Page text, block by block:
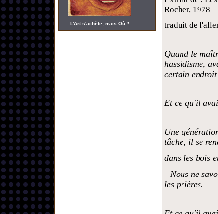
L'Art s'achète, mais Où ?
Rocher, 1978
traduit de
Quand le
hassidisme,
certain
Et ce qu'il
Une
tâche, il se
dans les bois
--Nous ne
les prières.